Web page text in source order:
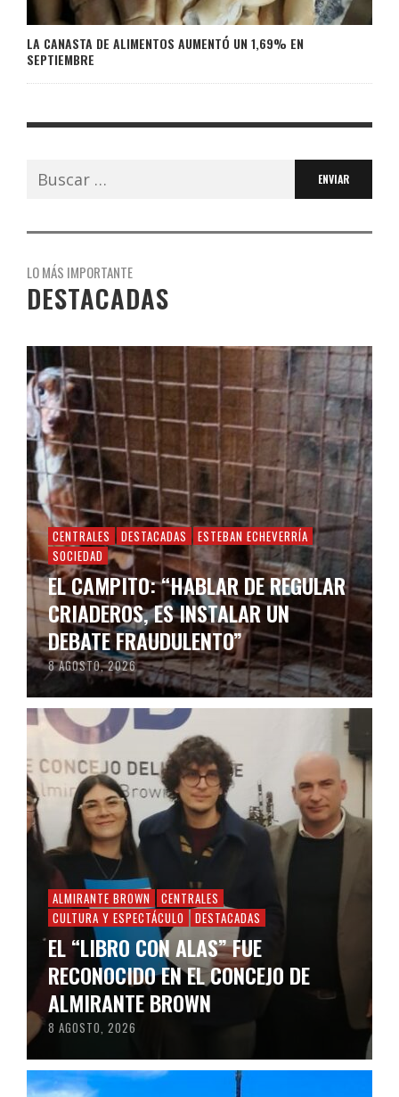
LA CANASTA DE ALIMENTOS AUMENTÓ UN 1,69% EN
SEPTIEMBRE
Buscar:
LO MÁS IMPORTANTE
DESTACADAS
CENTRALES DESTACADAS
ESTEBAN ECHEVERRÍA
SOCIEDAD
EL CAMPITO: “HABLAR DE REGULAR
CRIADEROS, ES INSTALAR UN
DEBATE FRAUDULENTO”
8 AGOSTO, 2026
ALMIRANTE BROWN
CENTRALES
CULTURA Y ESPECTÁCULO
DESTACADAS
EL “LIBRO CON ALAS” FUE
RECONOCIDO EN EL CONCEJO DE
ALMIRANTE BROWN
8 AGOSTO, 2026